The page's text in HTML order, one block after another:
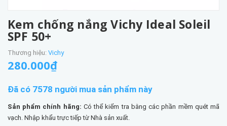
Kem chống nắng Vichy Ideal Soleil
SPF 50+
Thương hiệu: Vichy
280.000₫
Đã có 7578 người mua sản phẩm này
Sản phẩm chính hãng: Có thể kiểm tra bằng các phần mềm quét mã
vạch. Nhập khẩu trực tiếp từ Nhà sản xuất.